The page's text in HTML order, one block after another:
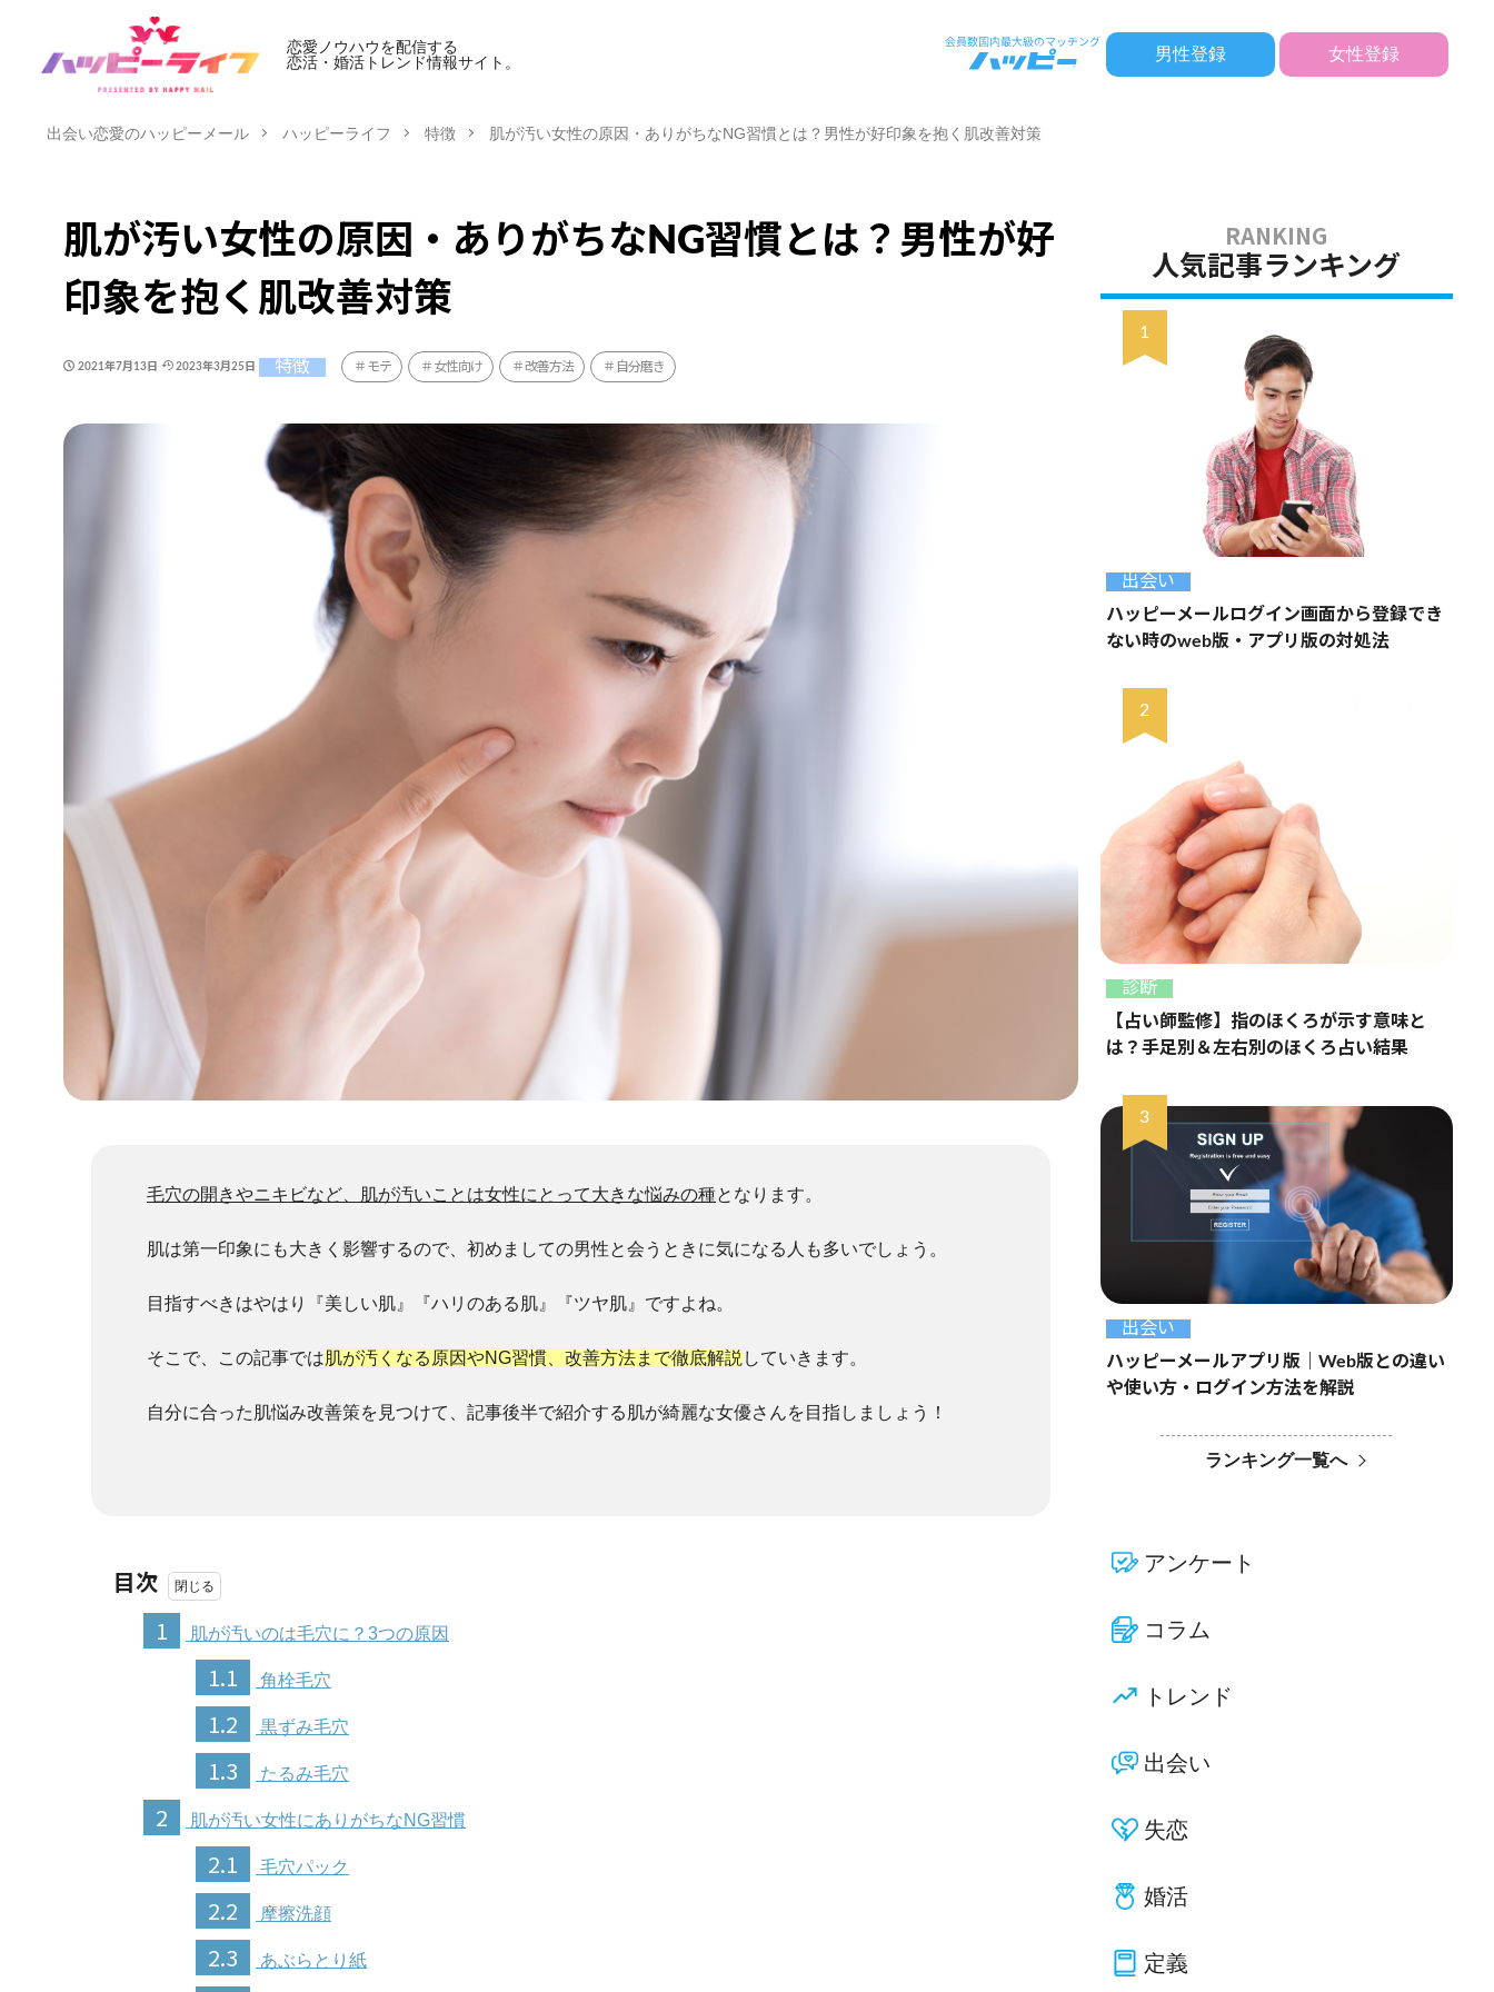
恋愛ノウハウを配信する
恋活・婚活トレンド情報サイト。
男性登録 女性登録
出会い恋愛のハッピーメール ハッピーライフ 特徴 肌が汚い女性の原因・ありがちなNG習慣とは？男性が好印象を抱く肌改善対策
肌が汚い女性の原因・ありがちなNG習慣とは？男性が好
印象を抱く肌改善対策
2021年7月13日 2023年3月25日 特徴 モテ 女性向け 改善方法 自分磨き
毛穴の開きやニキビなど、肌が汚いことは女性にとって大きな悩みの種となります。
肌は第一印象にも大きく影響するので、初めましての男性と会うときに気になる人も多いでしょう。
目指すべきはやはり『美しい肌』『ハリのある肌』『ツヤ肌』ですよね。
そこで、この記事では 肌が汚くなる原因やNG習慣、改善方法まで徹底解説 していきます。
自分に合った肌悩み改善策を見つけて、記事後半で紹介する肌が綺麗な女優さんを目指しましょう！
目次
1
肌が汚いのは毛穴に？3つの原因
1.1 角栓毛穴
1.2 黒ずみ毛穴
1.3 たるみ毛穴
2 肌が汚い女性にありがちなNG習慣
2.1 毛穴パック
2.2 摩擦洗顔
2.3 あぶらとり紙
人気記事ランキング
出会い
ハッピーメールログイン画面から登録でき
ない時のweb版・アプリ版の対処法
診断
【占い師監修】指のほくろが示す意味と
は？手足別＆左右別のほくろ占い結果
出会い
ハッピーメールアプリ版｜Web版との違い
や使い方・ログイン方法を解説
ランキング一覧へ
アンケート
コラム
トレンド
出会い
失恋
婚活
定義